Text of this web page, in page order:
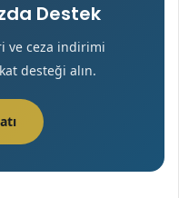
Destek
ve ceza indirimi
desteği alın.